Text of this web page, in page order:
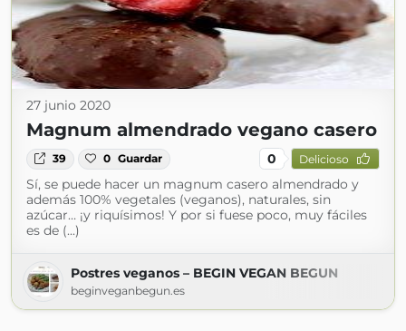
27 junio 2020
Magnum almendrado vegano casero
39 0 Guardar 0 Delicioso
Sí, se puede hacer un magnum casero almendrado y
además 100% vegetales (veganos), naturales, sin
azúcar… ¡y riquísimos! Y por si fuese poco, muy fáciles
es de (...)
Postres veganos – BEGIN VEGAN BEGUN
beginveganbegun.es